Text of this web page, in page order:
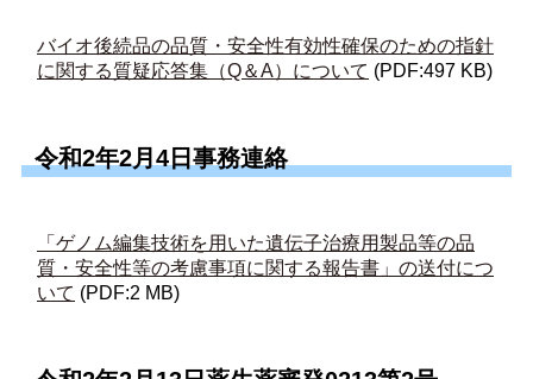
バイオ後続品の品質・安全性有効性確保のための指針
に関する質疑応答集（Q＆A）について (PDF:497 KB)
令和2年2月4日事務連絡
「ゲノム編集技術を用いた遺伝子治療用製品等の品
質・安全性等の考慮事項に関する報告書」の送付につ
いて (PDF:2 MB)